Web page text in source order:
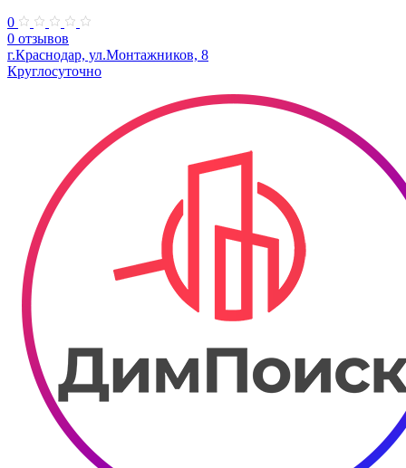
0
0 отзывов
г.Краснодар, ул.Монтажников, 8
Круглосуточно